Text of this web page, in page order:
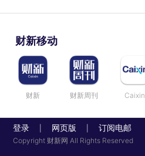
财新移动
财新 财新周刊 Caixin
登录 网页版 订阅电邮
Copyright 财新网 All Rights Reserved